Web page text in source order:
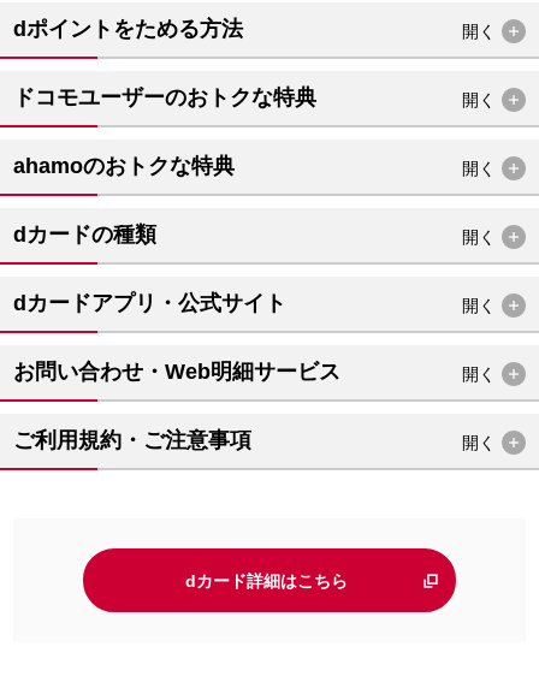
dポイントをためる方法 開く
ドコモユーザーのおトクな特典 開く
ahamoのおトクな特典 開く
dカードの種類 開く
dカードアプリ・公式サイト 開く
お問い合わせ・Web明細サービス 開く
ご利用規約・ご注意事項 開く
dカード詳細はこちら